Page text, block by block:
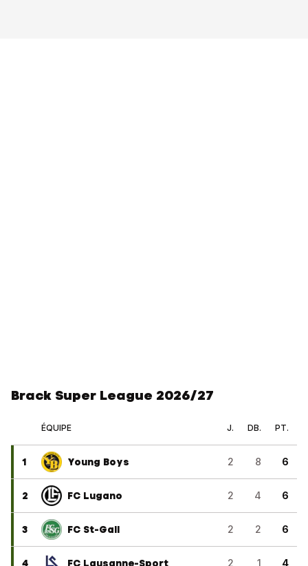
Brack Super League 2026/27
ÉQUIPE J. DB. PT.
1 Young Boys 2 8 6
2 FC Lugano 2 4 6
3 FC St-Gall 2 2 6
4 FC Lausanne-Sport 2 1 4